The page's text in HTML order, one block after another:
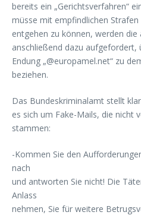
bereits ein „Gerichtsverfahren“
müsse mit empfindlichen
entgehen zu können, werden die
anschließend dazu
Endung „@europamel.net“ zu
beziehen.
Das Bundeskriminalamt stellt
es sich um Fake-Mails, die nicht
stammen:
-Kommen Sie den
nach
und antworten Sie nicht! Die
Anlass
nehmen, Sie für weitere